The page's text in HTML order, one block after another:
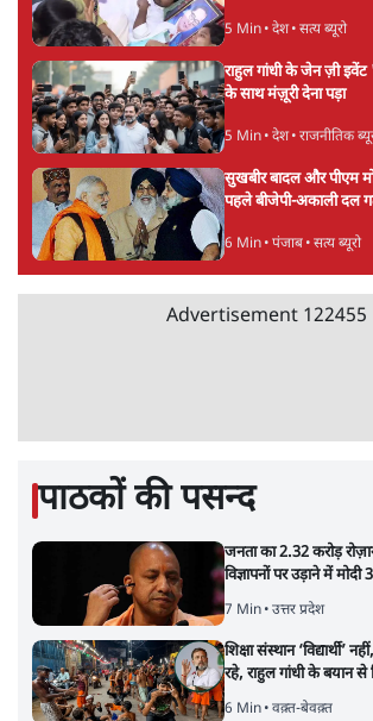
5 Min• देश• सत्य ब्यूरो
राहुल गांधी के जेन ज़ी इवेंट
के साथ मंज़ूरी देना पड़ा
5 Min• देश• राजनीतिक
सुखबीर बादल और पीएम
पहले बीजेपी-अकाली
6 Min• पंजाब• सत्य ब्यूरो
Advertisement 122455
पाठकों की पसन्द
जनता का 2.32 करोड़
विज्ञापनों पर उड़ाने में
7 Min• उत्तर प्रदेश
शिक्षा संस्थान ‘विद्यार्थी’
रहे, राहुल गांधी के बयान से
6 Min• वक़्त-बेवक़्त